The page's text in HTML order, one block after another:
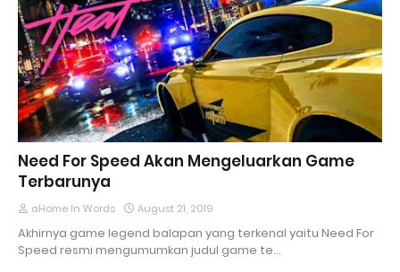
Need For Speed Akan Mengeluarkan Game
Terbarunya
aHome In Words August 21, 2019
Akhirnya game legend balapan yang terkenal yaitu Need For
Speed resmi mengumumkan judul game te…